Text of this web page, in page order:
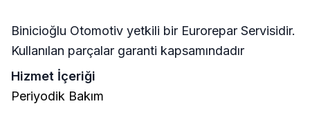
Binicioğlu Otomotiv yetkili bir Eurorepar Servisidir.
Kullanılan parçalar garanti kapsamındadır
Hizmet İçeriği
Periyodik Bakım